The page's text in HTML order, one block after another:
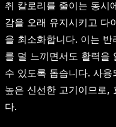
취 칼로리를 줄이는 동시
감을 오래 유지시키고 다
을 최소화합니다. 이는
를 덜 느끼면서도 활력을
수 있도록 돕습니다. 사
높은 신선한 고기이므로,
다.